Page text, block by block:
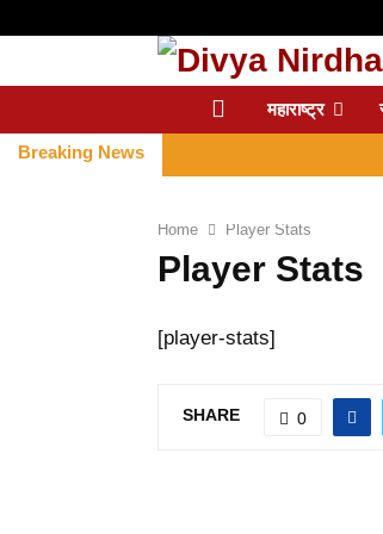
महाराष्ट्र
Breaking News
Home Player Stats
Player Stats
[player-stats]
SHARE 0